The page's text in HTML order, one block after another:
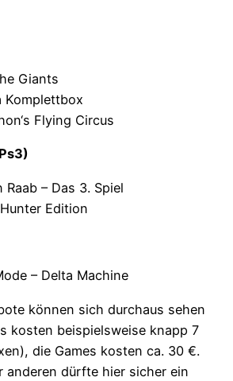
Giants
Komplettbox
Flying Circus
Raab – Das 3. Spiel
Edition
– Delta Machine
können sich durchaus sehen
kosten beispielsweise knapp 7
die Games kosten ca. 30 €.
anderen dürfte hier sicher ein